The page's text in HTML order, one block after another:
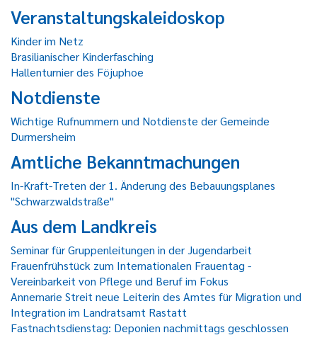
Veranstaltungskaleidoskop
Kinder im Netz
Brasilianischer Kinderfasching
Hallenturnier des Föjuphoe
Notdienste
Wichtige Rufnummern und Notdienste der Gemeinde
Durmersheim
Amtliche Bekanntmachungen
In-Kraft-Treten der 1. Änderung des Bebauungsplanes
"Schwarzwaldstraße"
Aus dem Landkreis
Seminar für Gruppenleitungen in der Jugendarbeit
Frauenfrühstück zum Internationalen Frauentag -
Vereinbarkeit von Pflege und Beruf im Fokus
Annemarie Streit neue Leiterin des Amtes für Migration und
Integration im Landratsamt Rastatt
Fastnachtsdienstag: Deponien nachmittags geschlossen